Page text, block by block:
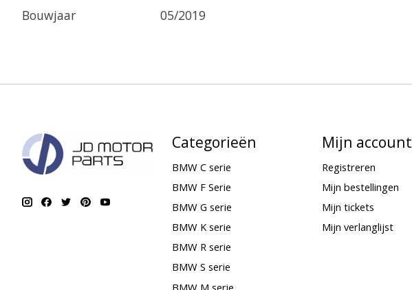
Bouwjaar 05/2019
Categorieën
BMW C serie
BMW F Serie
BMW G serie
BMW K serie
BMW R serie
BMW S serie
BMW M serie
Mijn account
Registreren
Mijn bestellingen
Mijn tickets
Mijn verlanglijst